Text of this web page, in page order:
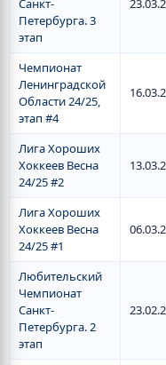
Санкт-
Петербурга. 3
этап
Чемпионат
Ленинградской
Области 24/25,
этап #4
Лига Хороших
Хоккеев Весна
24/25 #2
Лига Хороших
Хоккеев Весна
24/25 #1
Любительский
Чемпионат
Санкт-
Петербурга. 2
этап